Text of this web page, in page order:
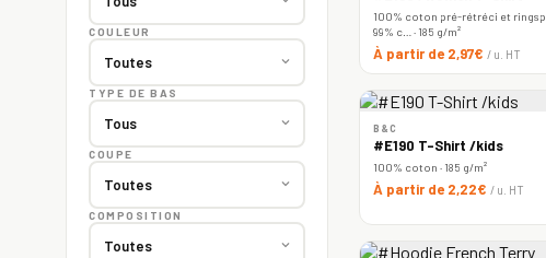
COULEUR
TYPE DE BAS
COUPE
COMPOSITION
100% coton pré-rétréci et
99% c… · 185 g/m²
À partir de 2,97€ / u. HT
B&C
#E190 T-Shirt /kids
100% coton · 185 g/m²
À partir de 2,22€ / u. HT